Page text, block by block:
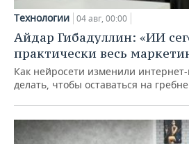
Технологии 04 авг, 00:00
Айдар Гибадуллин: «ИИ
практически весь
Как нейросети изменили
делать, чтобы оставаться на